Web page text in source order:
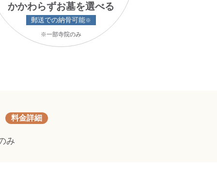
かかわらずお墓を選べる
郵送での納骨可能※
※一部寺院のみ
料金詳細
み